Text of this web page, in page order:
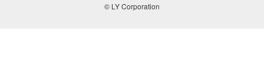
© LY Corporation